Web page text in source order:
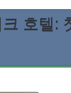
호텔: